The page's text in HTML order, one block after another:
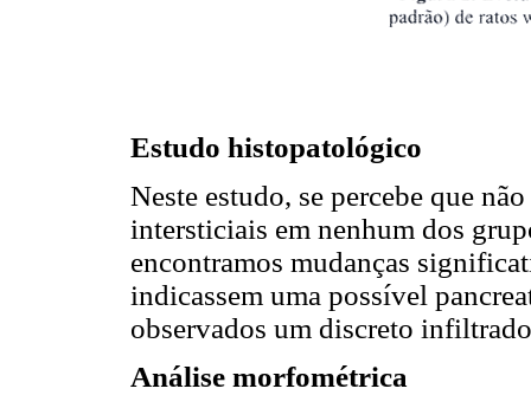
Estudo histopatológico
Neste estudo, se percebe que
intersticiais em nenhum dos
encontramos mudanças
indicassem uma possível
observados um discreto
Análise morfométrica